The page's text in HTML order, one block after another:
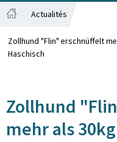
Actualités
Zollhund "Flin" erschnüffelt
Haschisch
Zollhund
mehr als